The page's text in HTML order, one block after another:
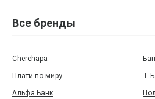
Все бренды
Cherehapa
Плати по миру
Альфа Банк